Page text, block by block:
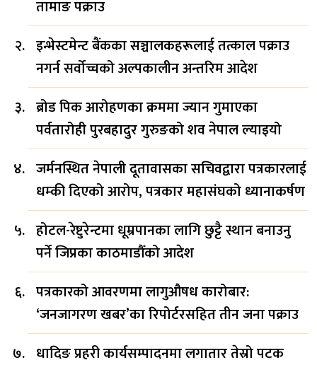
तामाङ पक्राउ
इन्भेस्टमेन्ट बैंकका सञ्चालकहरूलाई तत्काल पक्राउ
नगर्न सर्वोच्चको अल्पकालीन अन्तरिम आदेश
ब्रोड पिक आरोहणका क्रममा ज्यान गुमाएका
पर्वतारोही पुरबहादुर गुरुङको शव नेपाल ल्याइयो
जर्मनस्थित नेपाली दूतावासका सचिवद्वारा पत्रकारलाई
धम्की दिएको आरोप, पत्रकार महासंघको ध्यानाकर्षण
होटल-रेष्टुरेन्टमा धूम्रपानका लागि छुट्टै स्थान बनाउनु
पर्ने जिप्रका काठमाडौँको आदेश
पत्रकारको आवरणमा लागुऔषध कारोबार:
‘जनजागरण खबर’का रिपोर्टरसहित तीन जना पक्राउ
धादिङ प्रहरी कार्यसम्पादनमा लगातार तेस्रो पटक